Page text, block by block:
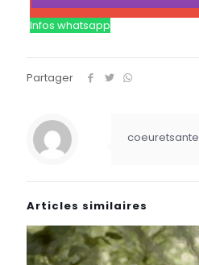
Infos whatsapp
Partager
coeuretsante
Articles similaires